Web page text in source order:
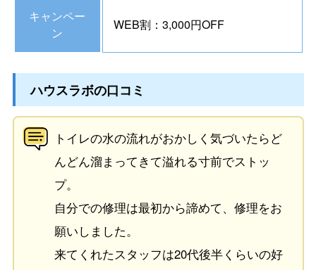
キャンペー
ン
WEB割：3,000円OFF
ハウスラボの口コミ
トイレの水の流れがおかしく気づいたらど
んどん溜まってきて溢れる寸前でストッ
プ。
自分での修理は最初から諦めて、修理をお
願いしました。
来てくれたスタッフは20代後半くらいの好